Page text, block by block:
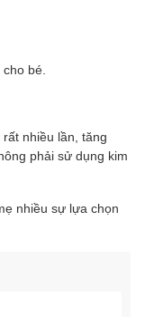
bé.
nhiều lần, tăng
phải sử dụng kim
nhiều sự lựa chọn